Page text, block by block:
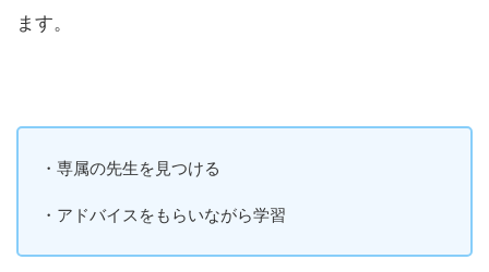
ます。
・専属の先生を見つける
・アドバイスをもらいながら学習